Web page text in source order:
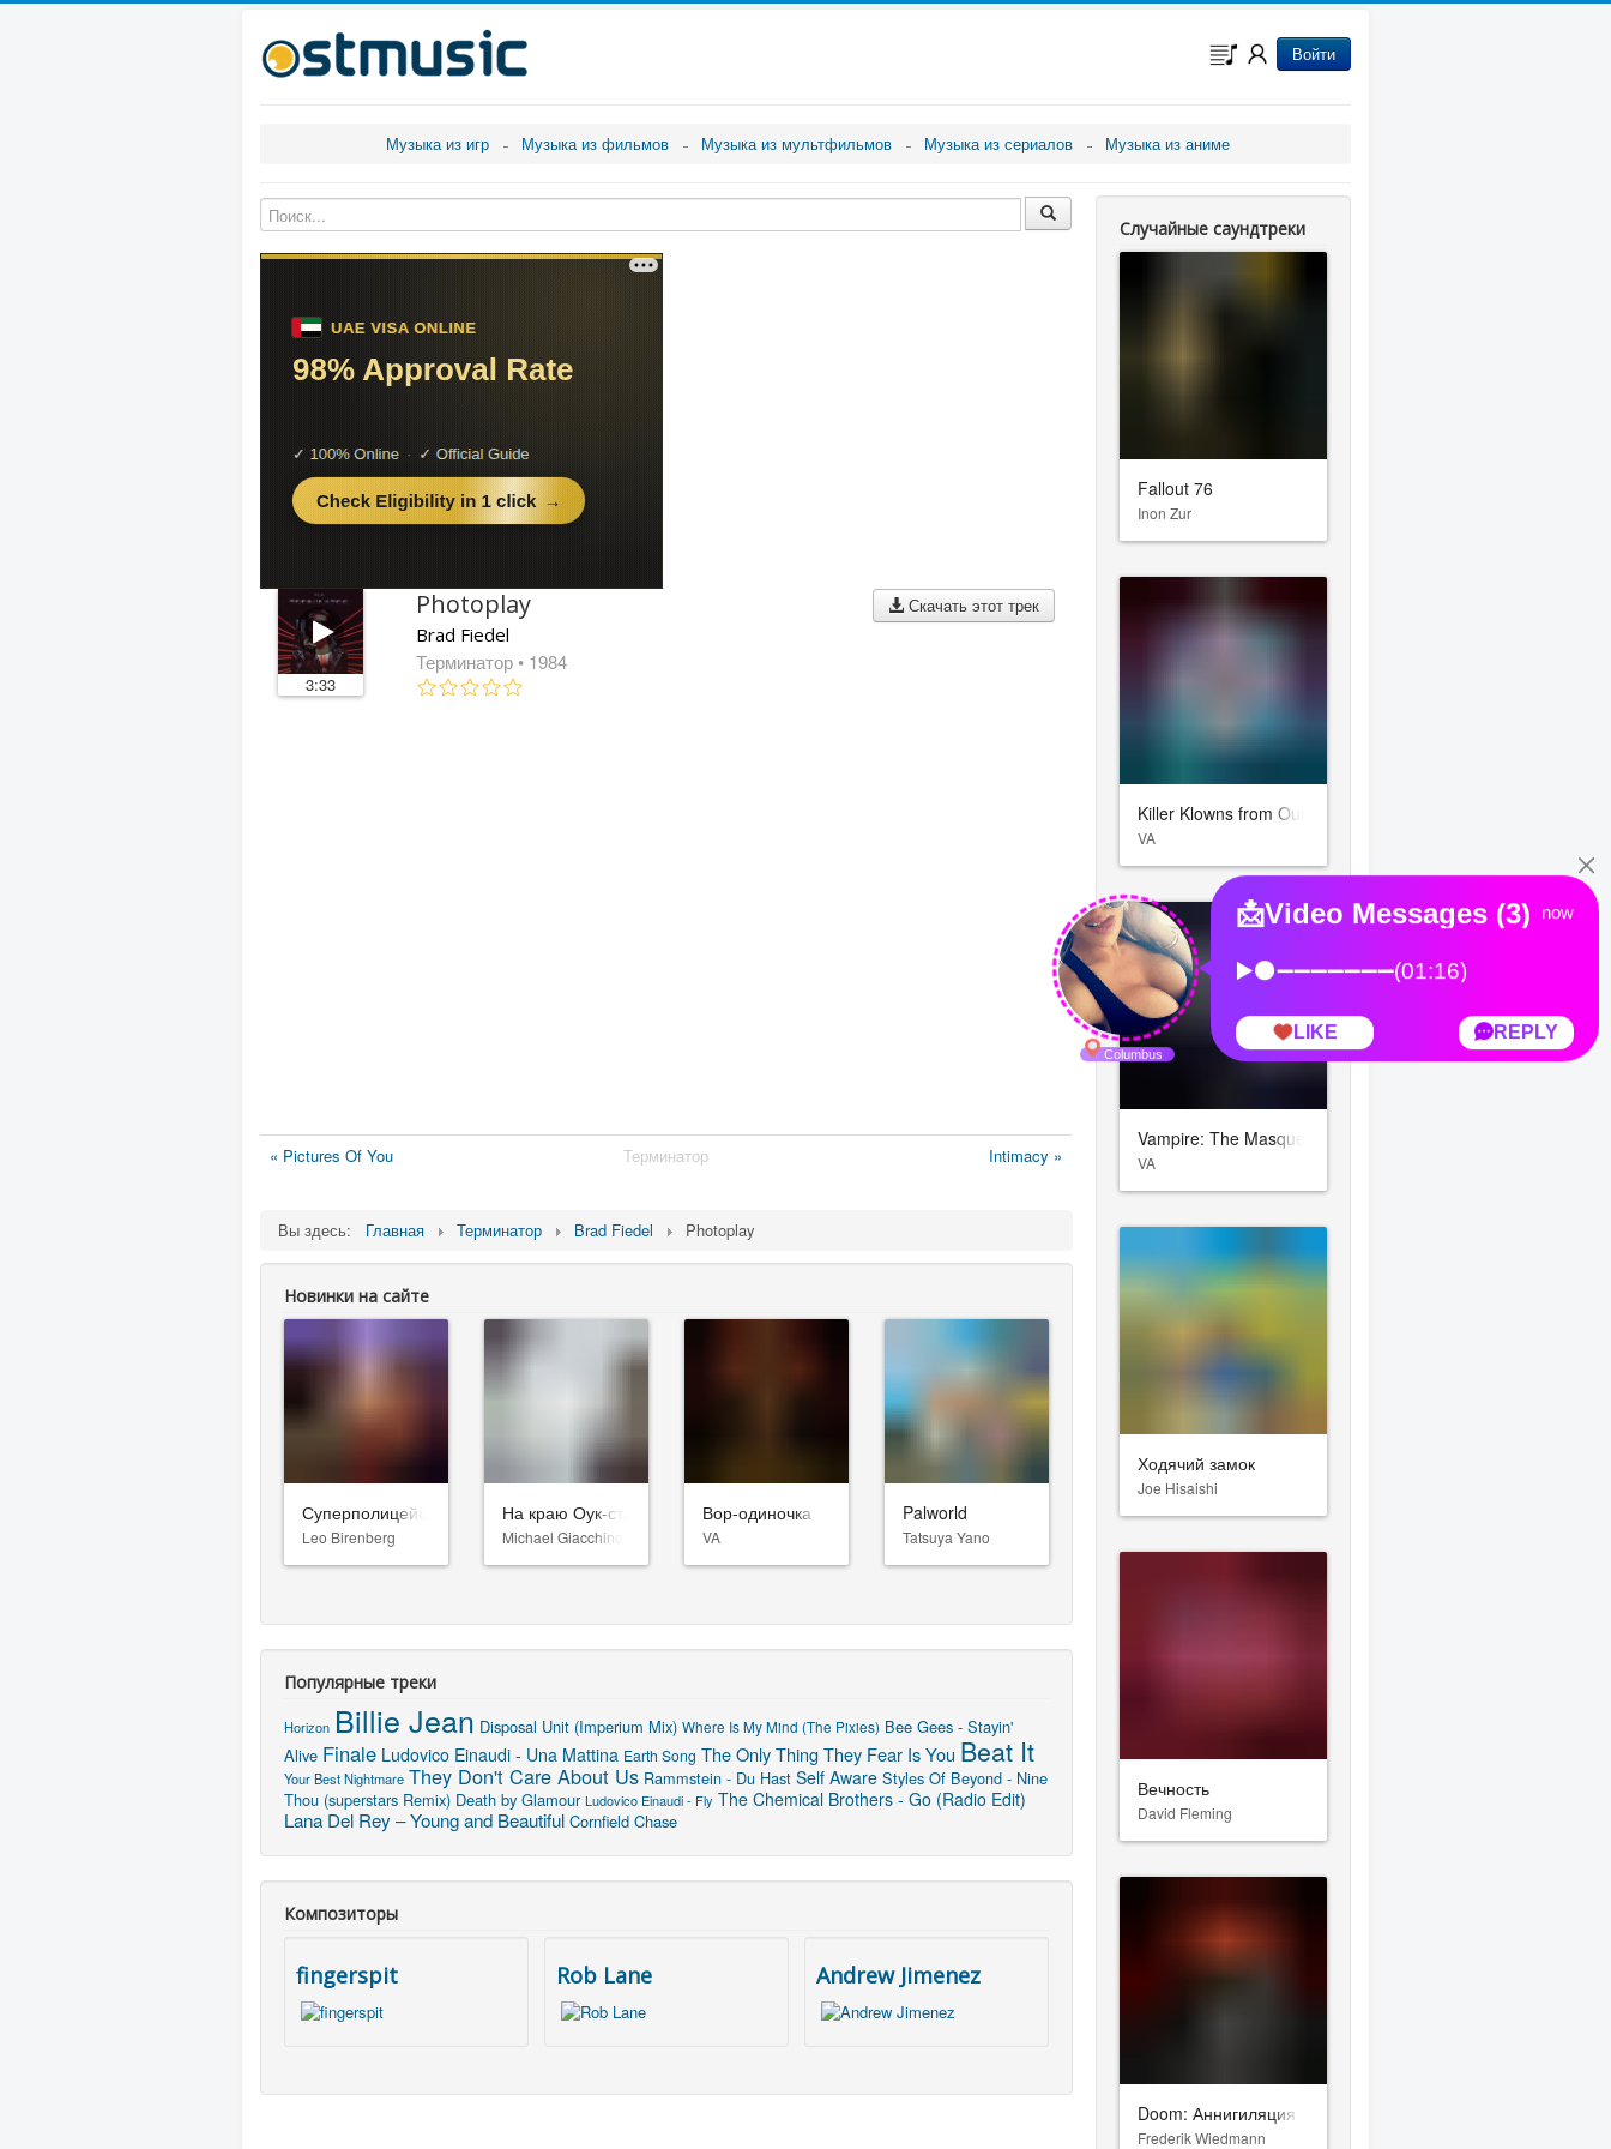
Войти
Музыка из игр Музыка из фильмов Музыка из мультфильмов Музыка из сериалов Музыка из аниме
3:33
Скачать этот трек
Photoplay
Brad Fiedel
Терминатор • 1984
« Pictures Of You Терминатор Intimacy »
Вы здесь: Главная Терминатор Brad Fiedel Photoplay
Новинки на сайте
Суперполицейские 3
Leo Birenberg
На краю Оук-стрит
Michael Giacchino
Вор-одиночка
VA
Palworld
Tatsuya Yano
Популярные треки
Horizon Billie Jean Disposal Unit (Imperium Mix) Where Is My Mind (The Pixies) Bee Gees - Stayin'
Alive Finale Ludovico Einaudi - Una Mattina Earth Song The Only Thing They Fear Is You Beat It
Your Best Nightmare They Don't Care About Us Rammstein - Du Hast Self Aware Styles Of Beyond - Nine
Thou (superstars Remix) Death by Glamour Ludovico Einaudi - Fly The Chemical Brothers - Go (Radio Edit)
Lana Del Rey – Young and Beautiful Cornfield Chase
Композиторы
fingerspit Rob Lane Andrew Jimenez
Случайные саундтреки
Fallout 76
Inon Zur
Killer Klowns from Outer Space: The Game
VA
Vampire: The Masquerade – Bloodlines
VA
Ходячий замок
Joe Hisaishi
Вечность
David Fleming
Doom: Аннигиляция
Frederik Wiedmann